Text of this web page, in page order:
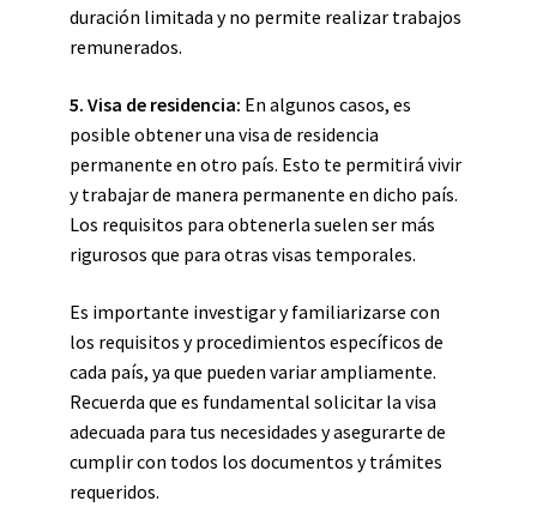
duración limitada y no permite realizar trabajos
remunerados.
5. Visa de residencia: En algunos casos, es
posible obtener una visa de residencia
permanente en otro país. Esto te permitirá vivir
y trabajar de manera permanente en dicho país.
Los requisitos para obtenerla suelen ser más
rigurosos que para otras visas temporales.
Es importante investigar y familiarizarse con
los requisitos y procedimientos específicos de
cada país, ya que pueden variar ampliamente.
Recuerda que es fundamental solicitar la visa
adecuada para tus necesidades y asegurarte de
cumplir con todos los documentos y trámites
requeridos.